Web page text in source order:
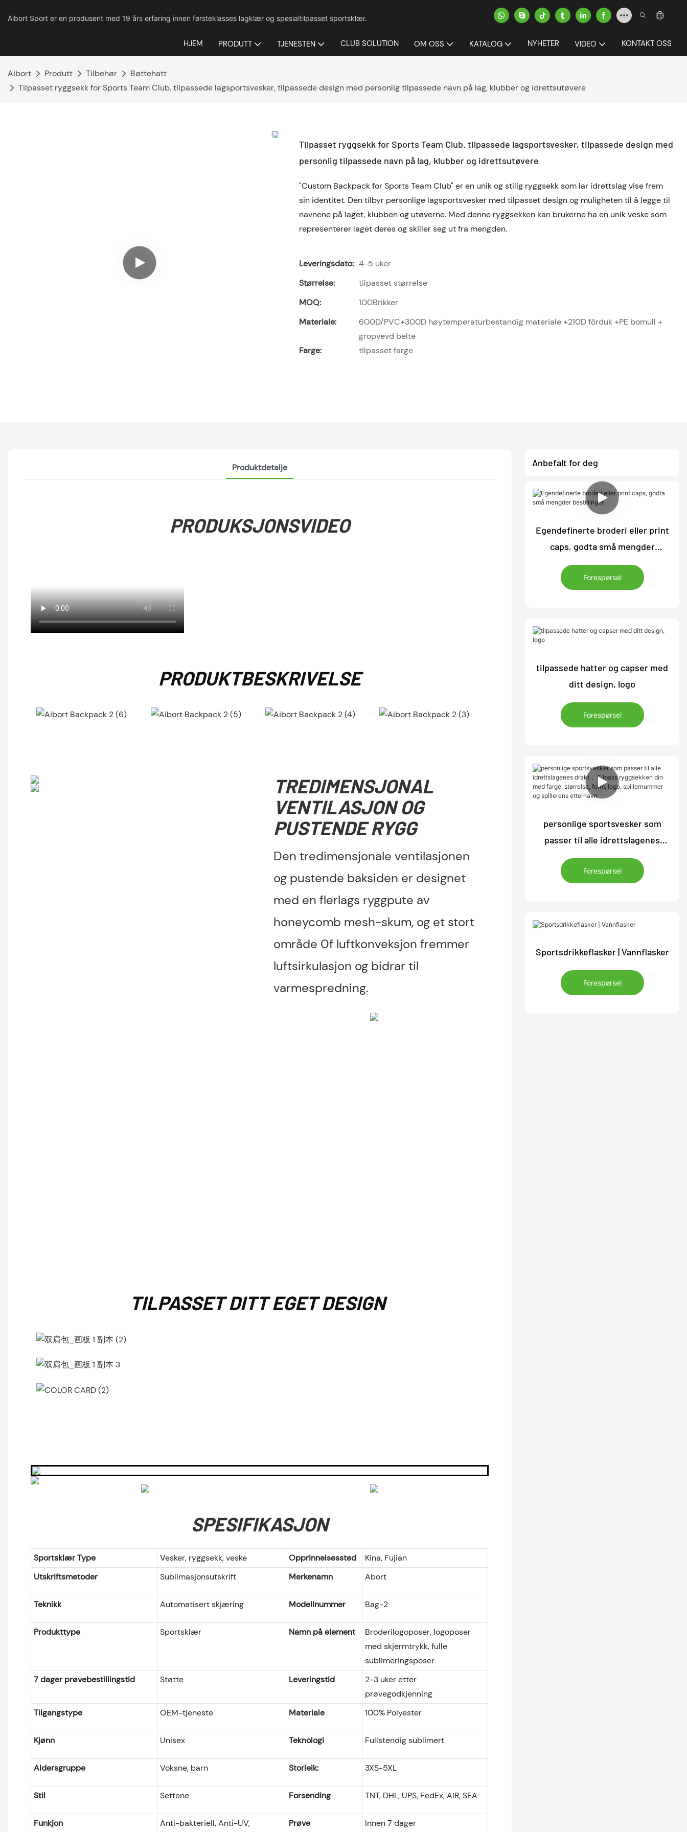
Aibort Sport er en produsent med 19 års erfaring innen førsteklasses lagklær og spesialtilpasset sportsklær.
HJEM PRODUTT TJENESTEN CLUB SOLUTION OM OSS KATALOG NYHETER VIDEO KONTAKT OSS
Aibort Produtt Tilbehør
Bøttehatt
Tilpasset ryggsekk for Sports Team Club. tilpassede lagsportsvesker, tilpassede design med personlig tilpassede navn på lag, klubber og idrettsutøvere
Tilpasset ryggsekk for Sports Team Club. tilpassede lagsportsvesker, tilpassede design med
personlig tilpassede navn på lag, klubber og idrettsutøvere
"Custom Backpack for Sports Team Club" er en unik og stilig ryggsekk som lar idrettslag vise frem
sin identitet. Den tilbyr personlige lagsportsvesker med tilpasset design og muligheten til å legge til
navnene på laget, klubben og utøverne. Med denne ryggsekken kan brukerne ha en unik veske som
representerer laget deres og skiller seg ut fra mengden.
Leveringsdato: 4-5 uker
Størrelse:
tilpasset størrelse
MOQ:
100Brikker
Materiale:
600D/PVC+300D høytemperaturbestandig materiale +210D fôrduk +PE bomull +
gropvevd belte
Farge:
tilpasset farge
Produktdetalje
PRODUKSJONSVIDEO
PRODUKTBESKRIVELSE
TREDIMENSJONAL
VENTILASJON OG
PUSTENDE RYGG
Den tredimensjonale ventilasjonen
og pustende baksiden er designet
med en flerlags ryggpute av
honeycomb mesh-skum, og et stort
område 0f luftkonveksjon fremmer
luftsirkulasjon og bidrar til
varmespredning.
TILPASSET DITT EGET DESIGN
SPESIFIKASJON
Sportsklær Type Vesker, ryggsekk, veske Opprinnelsessted
Kina, Fujian
Utskriftsmetoder
Sublimasjonsutskrift Merkenamn Abort
Teknikk Automatisert skjæring Modellnummer Bag-2
Produkttype Sportsklær Namn på element
Broderilogoposer, logoposer
med skjermtrykk, fulle
sublimeringsposer
7 dager prøvebestillingstid
Støtte Leveringstid
2-3 uker etter
prøvegodkjenning
Tilgangstype
OEM-tjeneste Materiale 100% Polyester
Kjønn Unisex Teknologi Fullstendig sublimert
Aldersgruppe Voksne, barn Storleik: 3XS-5XL
Stil Settene Forsending TNT, DHL, UPS, FedEx, AIR, SEA
Funkjon
Anti-bakteriell, Anti-UV,
Prøve Innen 7 dager
Anbefalt for deg
Egendefinerte broderi eller print
caps, godta små mengder
bestillinger
Forespørsel
tilpassede hatter og capser med
ditt design, logo
Forespørsel
personlige sportsvesker som
passer til alle idrettslagenes
drakt， Tilpass ryggsekken din
med farge, størrelse, form, logo,
Forespørsel
Sportsdrikkeflasker | Vannflasker
Forespørsel